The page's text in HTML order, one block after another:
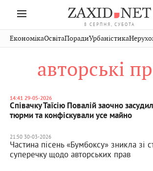
8 СЕРПНЯ, СУБОТА
Івано-
Франківськ
Волинь
Рівне
Чернівці
Стрий
Хмельницький
Публікації
Авто
Кіно Дім
ЕкономікаОсвітаПорадиУрбаністика
авторські
14:41 29-05-2026
Співачку Таїсію Повалій заочно
тюрми та конфіскували усе майно
21:50 30-03-2026
Частина пісень «Бумбоксу» зникла зі
суперечку щодо авторських прав